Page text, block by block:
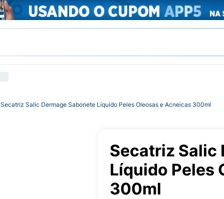
Secatriz Salic Dermage Sabonete Líquido Peles Oleosas e Acneicas 300ml
Secatriz Salic
Líquido Peles
300ml